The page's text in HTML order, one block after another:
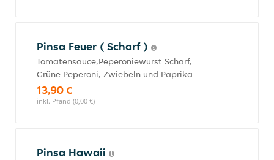
Pinsa Feuer ( Scharf )
Tomatensauce,Peperoniewurst Scharf,
Grüne Peperoni, Zwiebeln und Paprika
13,90 €
inkl. Pfand (0,00 €)
Pinsa Hawaii